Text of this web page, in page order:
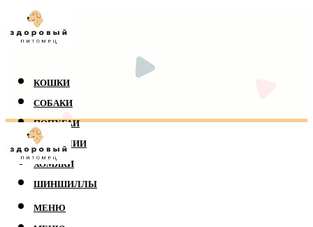
КОШКИ
СОБАКИ
ПОПУГАИ
РЕПТИЛИИ
ХОМЯКИ
ШИНШИЛЛЫ
МЕНЮ